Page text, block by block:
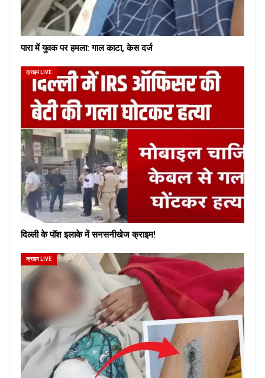
पारा में युवक पर हमला: गाल काटा, केस दर्ज
क्राइम LIVE
दिल्ली के पॉश इलाके में सनसनीखेज क्राइम!
क्राइम LIVE